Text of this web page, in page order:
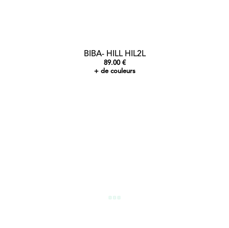
BIBA- HILL HIL2L
89.00 €
+ de couleurs